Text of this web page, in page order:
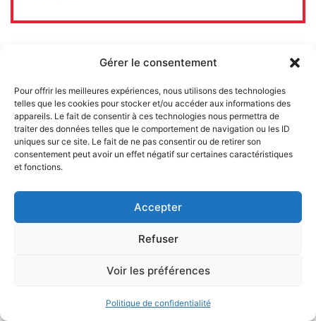
Gérer le consentement
Pour offrir les meilleures expériences, nous utilisons des technologies
telles que les cookies pour stocker et/ou accéder aux informations des
appareils. Le fait de consentir à ces technologies nous permettra de
traiter des données telles que le comportement de navigation ou les ID
uniques sur ce site. Le fait de ne pas consentir ou de retirer son
consentement peut avoir un effet négatif sur certaines caractéristiques
et fonctions.
Accepter
Refuser
Voir les préférences
Politique de confidentialité
Contrepoints est un média en ligne qui propose
l’actualité politique, économique et sociale.